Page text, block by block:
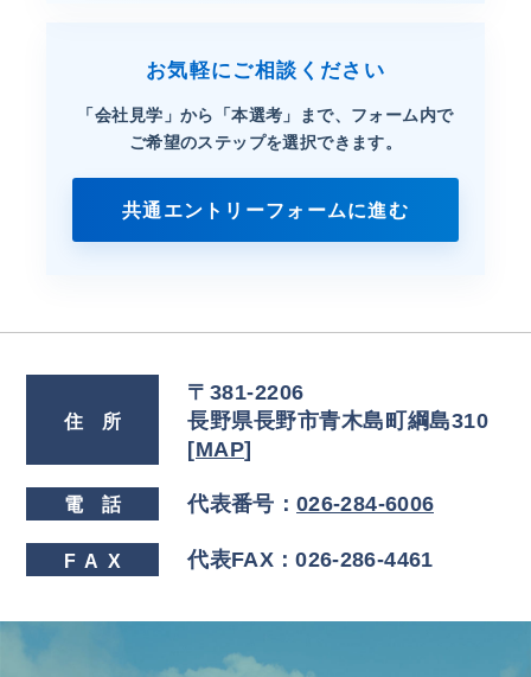
お気軽にご相談ください
「会社見学」から「本選考」まで、 フォーム内で
ご希望のステップを選択できます。
共通エントリーフォームに進む
住 所
〒381-2206
長野県長野市青木島町綱島310
[MAP]
電話 代表番号：026-284-6006
FAX 代表FAX：026-286-4461